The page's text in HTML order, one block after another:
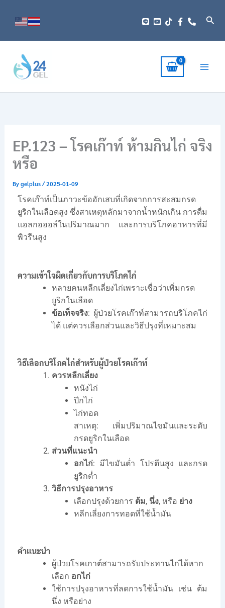
EP.123 – โรคเก๊าท์ ห้ามกินไก่ จริง
หรือ
Bygelplus/2025-01-09
โรคเก๊าท์เป็นภาวะข้ออักเสบที่เกิดจากการสะสมกรด
ยูริกในเลือดสูง ซึ่งสาเหตุหลักมาจากน้ำหนักเกิน การดื่ม
แอลกอฮอล์ในปริมาณมาก และการบริโภคอาหารที่มี
พิวรีนสูง
ความเข้าใจผิดเกี่ยวกับการบริโภคไก่
หลายคนหลีกเลี่ยงไก่เพราะเชื่อว่าเพิ่มกรด
ยูริกในเลือด
ข้อเท็จจริง: ผู้ป่วยโรคเก๊าท์สามารถบริโภคไก่
ได้ แต่ควรเลือกส่วนและวิธีปรุงที่เหมาะสม
วิธีเลือกบริโภคไก่สำหรับผู้ป่วยโรคเก๊าท์
ควรหลีกเลี่ยง
หนังไก่
ปีกไก่
ไก่ทอด
สาเหตุ: เพิ่มปริมาณไขมันและระดับ
กรดยูริกในเลือด
ส่วนที่แนะนำ
อกไก่: มีไขมันต่ำ โปรตีนสูง และกรด
ยูริกต่ำ
วิธีการปรุงอาหาร
เลือกปรุงด้วยการ ต้ม, นึ่ง, หรือ ย่าง
หลีกเลี่ยงการทอดที่ใช้น้ำมัน
คำแนะนำ
ผู้ป่วยโรคเกาต์สามารถรับประทานไก่ได้หาก
เลือก อกไก่
ใช้การปรุงอาหารที่ลดการใช้น้ำมัน เช่น ต้ม
นึ่ง หรือย่าง